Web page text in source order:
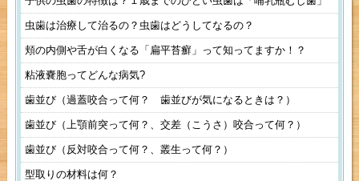
虫歯は治療して治るの？虫歯はどうしてなるの？
頬の内側や舌が白くなる「扁平苔癬」って知ってますか！？
粘液嚢胞ってどんな病気?
歯並び（過蓋咬合って何？ 歯並びが気になるときは？）
歯並び（上顎前突って何？、交差（こうさ）咬合って何？）
歯並び（反対咬合って何？、叢生って何？）
型取りの材料は何？